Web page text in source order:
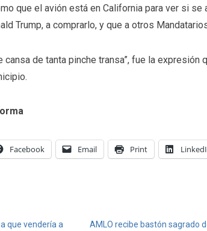
que el avión está en California para ver si
Trump, a comprarlo, y que a otros
cansa de tanta pinche transa”, fue la
Facebook Email Print
que vendería a
AMLO recibe bastón sagrado